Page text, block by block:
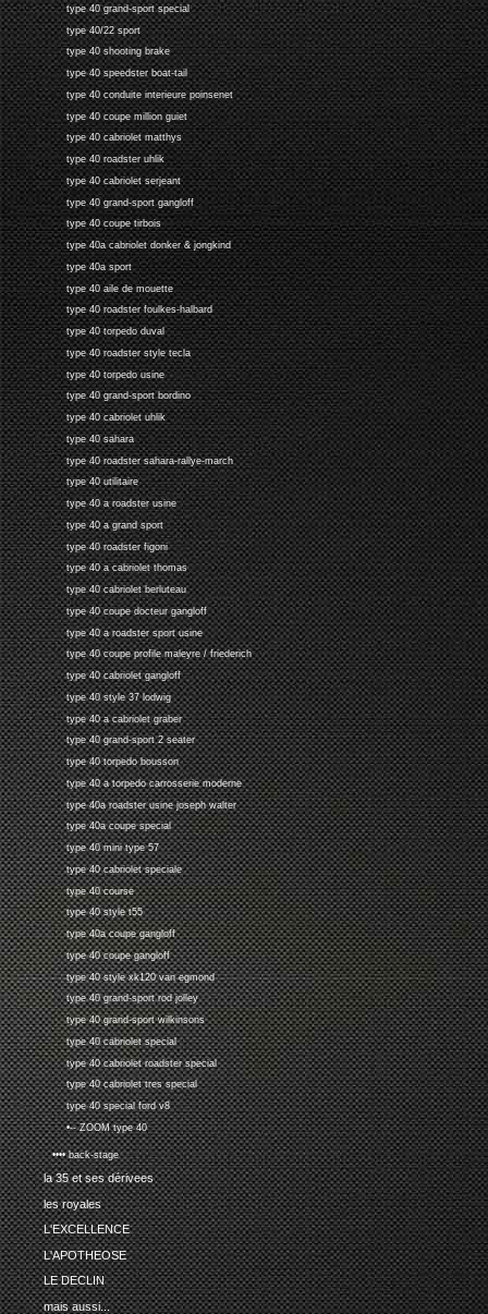
type 40 grand-sport special
type 40/22 sport
type 40 shooting brake
type 40 speedster boat-tail
type 40 conduite interieure poinsenet
type 40 coupe million guiet
type 40 cabriolet matthys
type 40 roadster uhlik
type 40 cabriolet serjeant
type 40 grand-sport gangloff
type 40 coupe tirbois
type 40a cabriolet donker & jongkind
type 40a sport
type 40 aile de mouette
type 40 roadster foulkes-halbard
type 40 torpedo duval
type 40 roadster style tecla
type 40 torpedo usine
type 40 grand-sport bordino
type 40 cabriolet uhlik
type 40 sahara
type 40 roadster sahara-rallye-march
type 40 utilitaire
type 40 a roadster usine
type 40 a grand sport
type 40 roadster figoni
type 40 a cabriolet thomas
type 40 cabriolet berluteau
type 40 coupe docteur gangloff
type 40 a roadster sport usine
type 40 coupe profile maleyre / friederich
type 40 cabriolet gangloff
type 40 style 37 lodwig
type 40 a cabriolet graber
type 40 grand-sport 2 seater
type 40 torpedo bousson
type 40 a torpedo carrosserie moderne
type 40a roadster usine joseph walter
type 40a coupe special
type 40 mini type 57
type 40 cabriolet speciale
type 40 course
type 40 style t55
type 40a coupe gangloff
type 40 coupe gangloff
type 40 style xk120 van egmond
type 40 grand-sport rod jolley
type 40 grand-sport wilkinsons
type 40 cabriolet special
type 40 cabriolet roadster special
type 40 cabriolet tres special
type 40 special ford v8
•-- ZOOM type 40
•••• back-stage
la 35 et ses dérivees
les royales
L'EXCELLENCE
L'APOTHEOSE
LE DECLIN
mais aussi...